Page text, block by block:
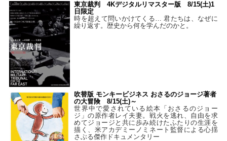
東京裁判 4Kデジタルリマスター版 8/15(土)1
日限定
時を超えて問いかけてくる… 君たちは、なぜに
繰り返す。歴史から何を学んだのかと。
吹替版 モンキービジネス おさるのジョージ著者
の大冒険 8/15(土)～
世界中で愛されている絵本「おさるのジョー
ジ」の原作者レイ夫妻。戦火を逃れ、自由を求
めてジョージと共に歩み続けたふたりの生涯を
描く、米アカデミーノミネート監督による心揺
さぶる傑作ドキュメンタリー